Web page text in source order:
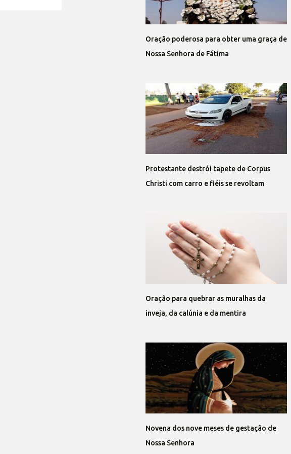
Oração poderosa para obter uma graça de
Nossa Senhora de Fátima
Protestante destrói tapete de Corpus
Christi com carro e fiéis se revoltam
Oração para quebrar as muralhas da
inveja, da calúnia e da mentira
Novena dos nove meses de gestação de
Nossa Senhora